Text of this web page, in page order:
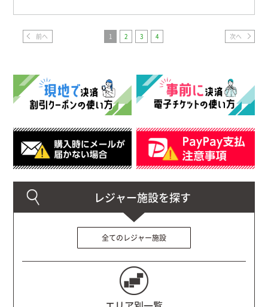
前へ 1 2 3 4 次へ
全てのレジャー施設